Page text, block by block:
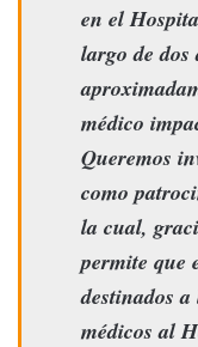
en el
largo de dos
médico
Queremos
como
la cual,
permite que
destinados
médicos al